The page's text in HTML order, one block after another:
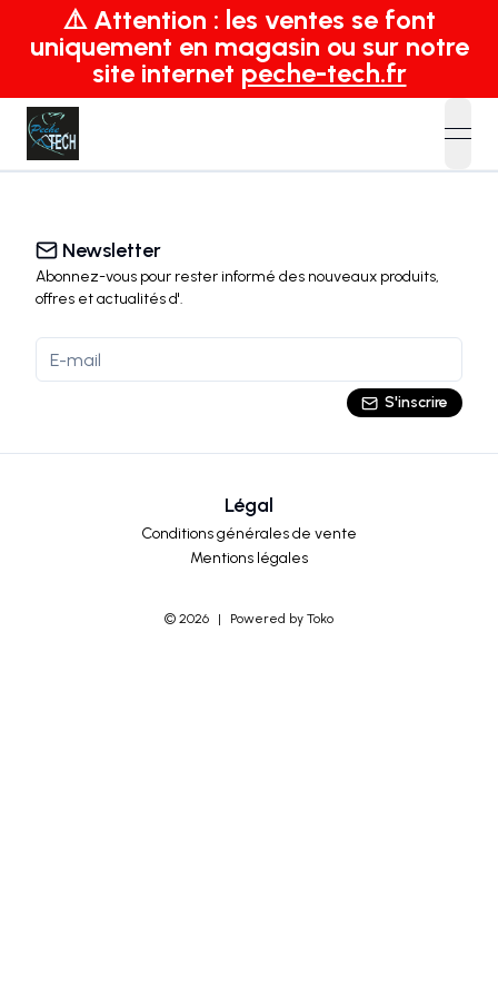
⚠️ Attention : les ventes se font
uniquement en magasin ou sur notre
site internet peche-tech.fr
Newsletter
Abonnez-vous pour rester informé des nouveaux produits,
offres et actualitésd'.
S'inscrire
Légal
Conditions générales de vente
Mentions légales
© 2026 | Powered by Toko